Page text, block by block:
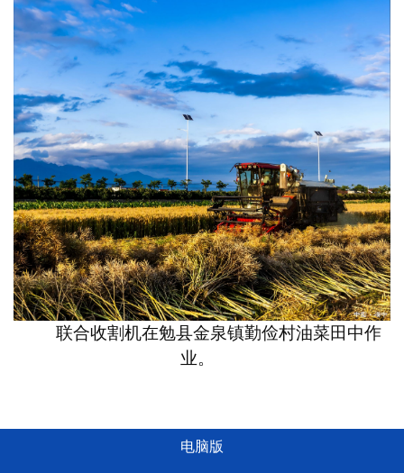
联合收割机在勉县金泉镇勤俭村油菜田中作
业。
电脑版